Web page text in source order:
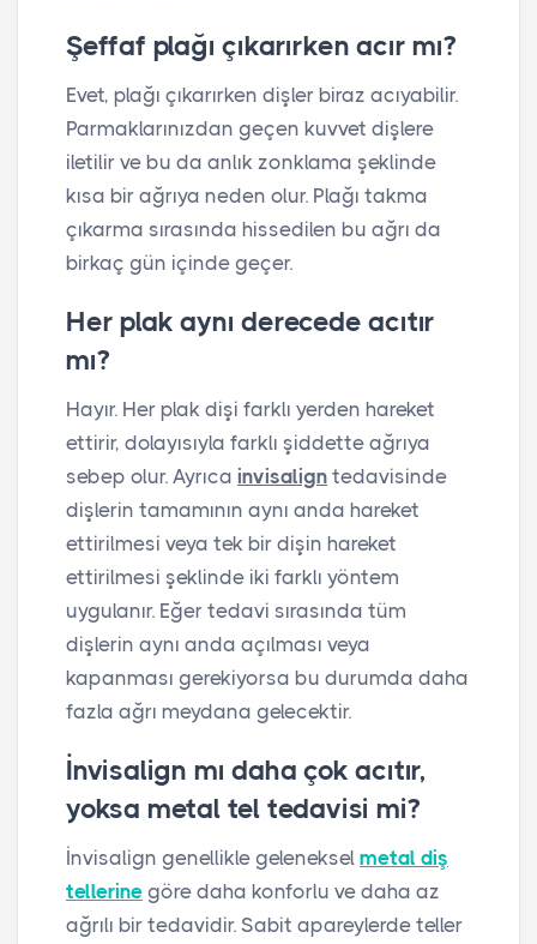
Şeffaf plağı çıkarırken acır mı?
Evet, plağı çıkarırken dişler biraz acıyabilir.
Parmaklarınızdan geçen kuvvet dişlere
iletilir ve bu da anlık zonklama şeklinde
kısa bir ağrıya neden olur. Plağı takma
çıkarma sırasında hissedilen bu ağrı da
birkaç gün içinde geçer.
Her plak aynı derecede acıtır
mı?
Hayır. Her plak dişi farklı yerden hareket
ettirir, dolayısıyla farklı şiddette ağrıya
sebep olur. Ayrıca invisalign tedavisinde
dişlerin tamamının aynı anda hareket
ettirilmesi veya tek bir dişin hareket
ettirilmesi şeklinde iki farklı yöntem
uygulanır. Eğer tedavi sırasında tüm
dişlerin aynı anda açılması veya
kapanması gerekiyorsa bu durumda daha
fazla ağrı meydana gelecektir.
İnvisalign mı daha çok acıtır,
yoksa metal tel tedavisi mi?
İnvisalign genellikle geleneksel metal diş
tellerine göre daha konforlu ve daha az
ağrılı bir tedavidir. Sabit apareylerde teller